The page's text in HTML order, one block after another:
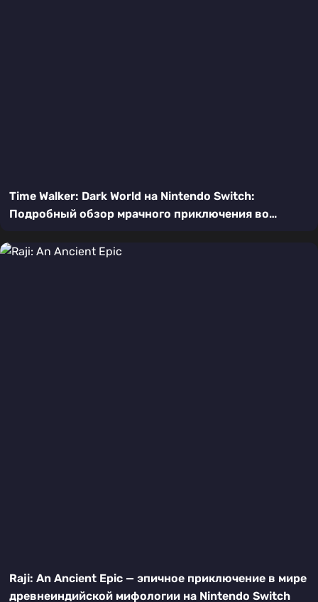
Time Walker: Dark World на Nintendo Switch:
Подробный обзор мрачного приключения во
Raji: An Ancient Epic — эпичное приключение в мире
древнеиндийской мифологии на Nintendo Switch